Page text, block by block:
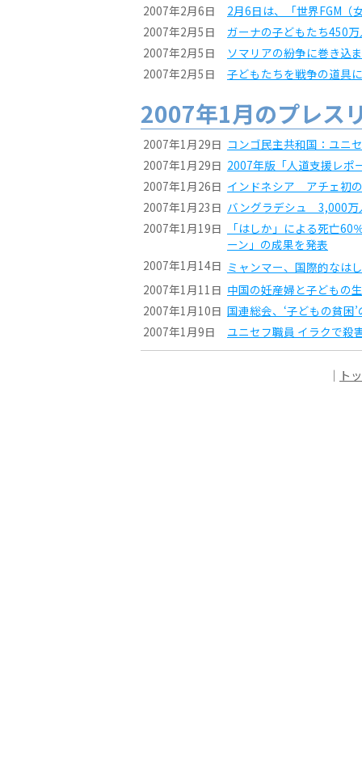
2007年2月6日
2月6日は、「世界FGM（
2007年2月5日
ガーナの子どもたち450
2007年2月5日
ソマリアの紛争に巻き込
2007年2月5日
子どもたちを戦争の道具
2007年1月のプレス
2007年1月29日 コンゴ民主共和国：ユニ
2007年1月29日 2007年版「人道支援レポ
2007年1月26日 インドネシア アチェ初
2007年1月23日 バングラデシュ 3,000万
2007年1月19日
「はしか」による死亡
ーン」の成果を発表
2007年1月14日 ミャンマー、国際的なは
2007年1月11日 中国の妊産婦と子どもの
2007年1月10日 国連総会、‘子どもの貧困
2007年1月9日
ユニセフ職員 イラクで殺
｜ ト